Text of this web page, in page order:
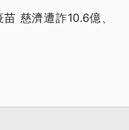
慈濟遭詐10.6億、